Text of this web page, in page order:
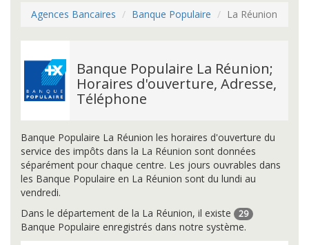
Agences Bancaires Banque Populaire La Réunion
Banque Populaire La Réunion;
Horaires d'ouverture, Adresse,
Téléphone
Banque Populaire La Réunion les horaires d'ouverture du
service des impôts dans la La Réunion sont données
séparément pour chaque centre. Les jours ouvrables dans
les Banque Populaire en La Réunion sont du lundi au
vendredi.
Dans le département de la La Réunion, il existe
29
Banque Populaire enregistrés dans notre système.